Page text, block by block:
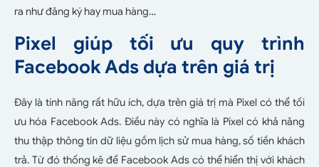
ra như đăng ký hay mua hàng…
Pixel giúp tối ưu quy trình
Facebook Ads dựa trên giá trị
Đây là tính năng rất hữu ích, dựa trên giá trị mà Pixel có thể tối
ưu hóa Facebook Ads. Điều này có nghĩa là Pixel có khả năng
thu thập thông tin dữ liệu gồm lịch sử mua hàng, số tiền khách
trả. Từ đó thống kê để Facebook Ads có thể hiển thị với khách